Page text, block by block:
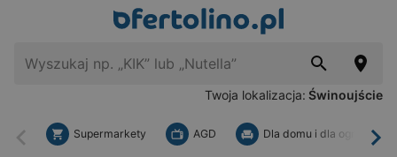
Twoja lokalizacja: Świnoujście
Wstecz
Supermarkety AGD Dla domu i dla ogrodu